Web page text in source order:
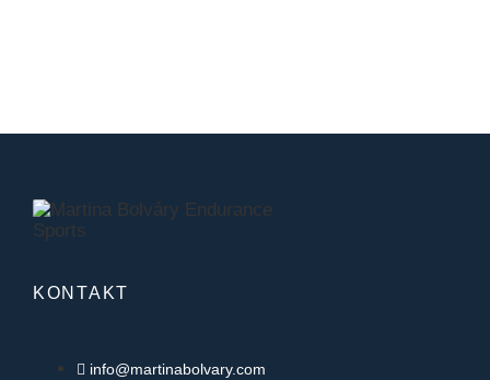
KONTAKT
info@martinabolvary.com